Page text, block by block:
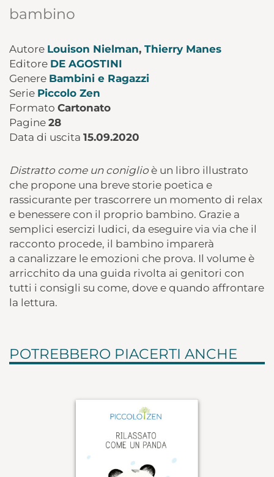
bambino
Autore Louison Nielman, Thierry Manes
Editore DE AGOSTINI
Genere Bambini e Ragazzi
Serie Piccolo Zen
Formato Cartonato
Pagine 28
Data di uscita 15.09.2020
Distratto come un coniglio è un libro illustrato
che propone una breve storie poetica e
rassicurante per trascorrere un momento di relax
e benessere con il proprio bambino. Grazie a
semplici esercizi ludici, da eseguire via via che il
racconto procede, il bambino imparerà
a canalizzare le emozioni che prova. Il volume è
arricchito da una guida rivolta ai genitori con
tutti i consigli su come, dove e quando affrontare
la lettura.
POTREBBERO PIACERTI ANCHE